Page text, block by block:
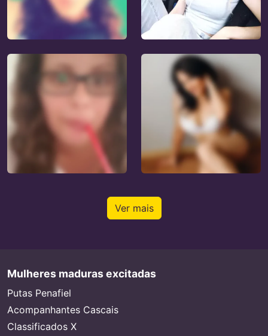
Ver mais
Mulheres maduras excitadas
Putas Penafiel
Acompanhantes Cascais
Classificados X